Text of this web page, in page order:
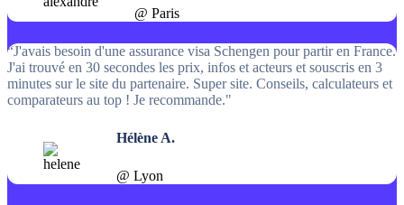
@ Paris
“J'avais besoin d'une assurance visa Schengen pour partir en France.
J'ai trouvé en 30 secondes les prix, infos et acteurs et souscris en 3
minutes sur le site du partenaire. Super site. Conseils, calculateurs et
comparateurs au top ! Je recommande."
Hélène A.
@ Lyon